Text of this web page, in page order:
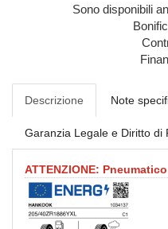
Sono disponibili
Descrizione Note
Garanzia Legale e Diritto di
ATTENZIONE: